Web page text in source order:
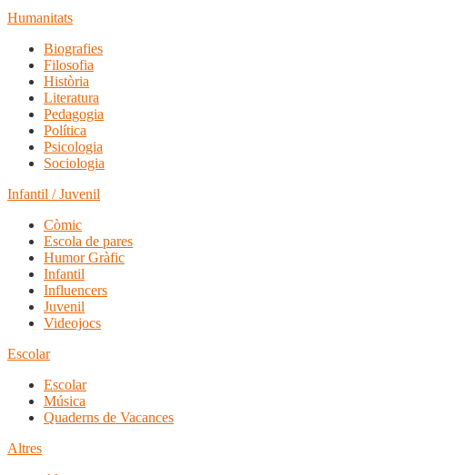
Humanitats
Biografies
Filosofia
Història
Literatura
Pedagogia
Política
Psicologia
Sociologia
Infantil / Juvenil
Còmic
Escola de pares
Humor Gràfic
Infantil
Influencers
Juvenil
Videojocs
Escolar
Escolar
Música
Quaderns de Vacances
Altres